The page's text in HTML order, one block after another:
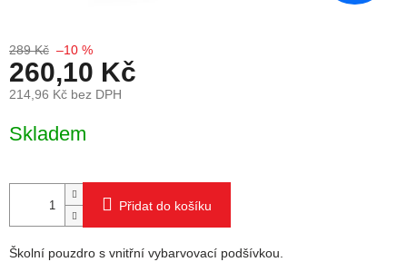
289 Kč –10 %
260,10 Kč
214,96 Kč bez DPH
Skladem
Přidat do košíku
Školní pouzdro s vnitřní vybarvovací podšívkou.